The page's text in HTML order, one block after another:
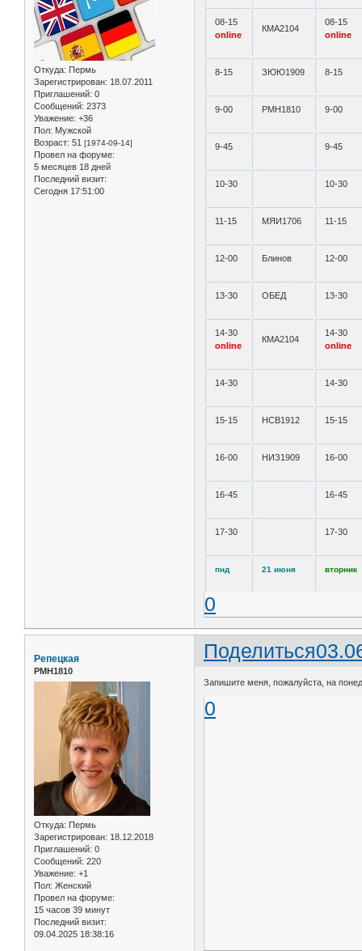
Откуда: Пермь
Зарегистрирован: 18.07.2011
Приглашений: 0
Сообщений: 2373
Уважение: +36
Пол: Мужской
Возраст: 51 [1974-09-14]
Провел на форуме:
5 месяцев 18 дней
Последний визит:
Сегодня 17:51:00
08-15
online
КМА2104
08-15
online
8-15 ЗЮЮ1909 8-15
9-00 РМН1810 9-00
9-45 9-45
10-30 10-30
11-15 МЯИ1706 11-15
12-00 Блинов 12-00
13-30 ОБЕД 13-30
14-30
online
КМА2104
14-30
online
14-30 14-30
15-15 НСВ1912 15-15
16-00 НИЗ1909 16-00
16-45 16-45
17-30 17-30
пнд 21 июня вторник
0
Поделиться
Репецкая
РМН1810
Откуда: Пермь
Зарегистрирован: 18.12.2018
Приглашений: 0
Сообщений: 220
Уважение: +1
Пол: Женский
Провел на форуме:
15 часов 39 минут
Последний визит:
09.04.2025 18:38:16
Запишите меня, пожалуйста, на
0